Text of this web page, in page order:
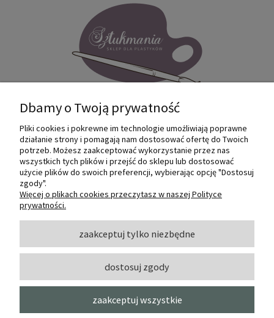
Internetowy sklep dla plastyków
SZTUKMANIA. Profesjonalne artykuły dla
małych i dużych artystów.
O NAS
INFORMACJE I POMOC
MOJE KONTO
Dbamy o Twoją prywatność
Pliki cookies i pokrewne im technologie umożliwiają poprawne
działanie strony i pomagają nam dostosować ofertę do Twoich
potrzeb. Możesz zaakceptować wykorzystanie przez nas
wszystkich tych plików i przejść do sklepu lub dostosować
użycie plików do swoich preferencji, wybierając opcję "Dostosuj
zgody".
Więcej o plikach cookies przeczytasz w naszej Polityce
prywatności.
zaakceptuj tylko niezbędne
dostosuj zgody
zaakceptuj wszystkie